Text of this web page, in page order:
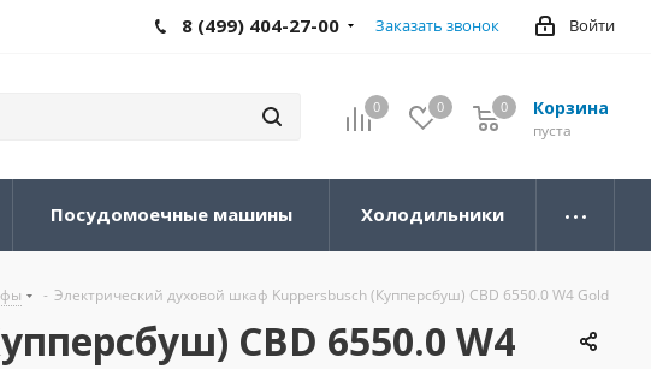
Войти
8 (499) 404-27-00 Заказать звонок
0 0 Корзина
0
пуста
0
Посудомоечные машины Холодильники
- Электрический духовой шкаф Kuppersbusch (Купперсбуш) CBD 6550.0 W4 Gold
CBD 6550.0 W4